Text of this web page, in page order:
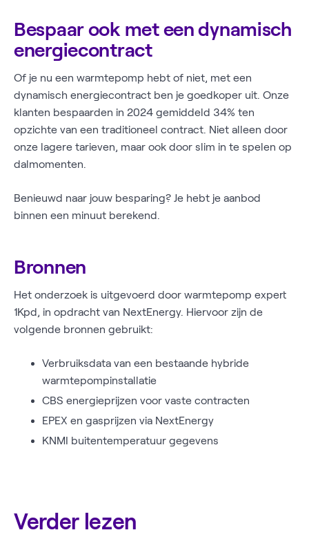
Bespaar ook met een dynamisch
energiecontract
Of je nu een warmtepomp hebt of niet, met een
dynamisch energiecontract ben je goedkoper uit. Onze
klanten bespaarden in 2024 gemiddeld 34% ten
opzichte van een traditioneel contract. Niet alleen door
onze lagere tarieven, maar ook door slim in te spelen op
dalmomenten.
Benieuwd naar jouw besparing? Je hebt je aanbod
binnen een minuut berekend.
Bronnen
Het onderzoek is uitgevoerd door warmtepomp expert
1Kpd, in opdracht van NextEnergy. Hiervoor zijn de
volgende bronnen gebruikt:
Verbruiksdata van een bestaande hybride
warmtepompinstallatie
CBS energieprijzen voor vaste contracten
EPEX en gasprijzen via NextEnergy
KNMI buitentemperatuur gegevens
Verder lezen